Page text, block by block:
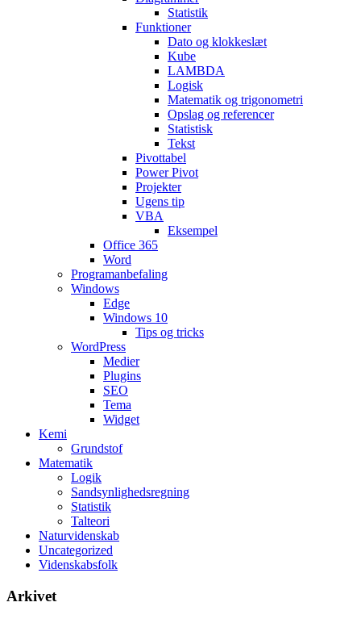
Statistik
Funktioner
Dato og klokkeslæt
Kube
LAMBDA
Logisk
Matematik og trigonometri
Opslag og referencer
Statistisk
Tekst
Pivottabel
Power Pivot
Projekter
Ugens tip
VBA
Eksempel
Office 365
Word
Programanbefaling
Windows
Edge
Windows 10
Tips og tricks
WordPress
Medier
Plugins
SEO
Tema
Widget
Kemi
Grundstof
Matematik
Logik
Sandsynlighedsregning
Statistik
Talteori
Naturvidenskab
Uncategorized
Videnskabsfolk
Arkivet